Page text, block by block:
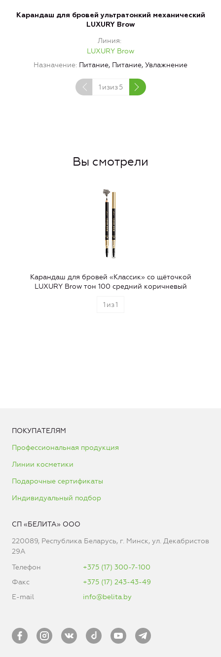
Карандаш для бровей ультратонкий механический
LUXURY Brow
Линия
LUXURY Brow
Назначение Питание, Питание, Увлажнение
1 изиз 5
Вы смотрели
Карандаш для бровей «Классик» со щёточкой
LUXURY Brow тон 100 средний коричневый
1 из1
ПОКУПАТЕЛЯМ
Профессиональная продукция
Линии косметики
Подарочные сертификаты
Индивидуальный подбор
СП «БЕЛИТА» ООО
220089, Республика Беларусь, г. Минск, ул. Декабристов
29А
Телефон
+375 (17) 300-7-100
Факс
+375 (17) 243-43-49
E-mail
info@belita.by